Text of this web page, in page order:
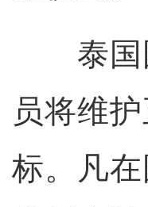
泰国国
员将维
标。凡